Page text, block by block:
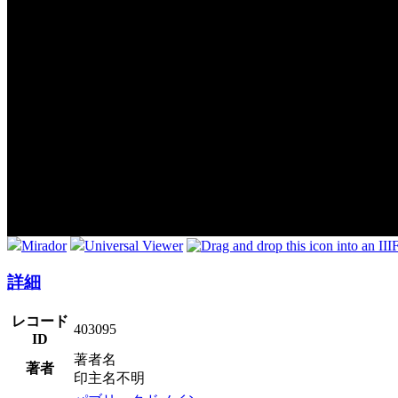
Mirador Universal Viewer
詳細
レコード
ID
403095
著者
著者名
印主名不明